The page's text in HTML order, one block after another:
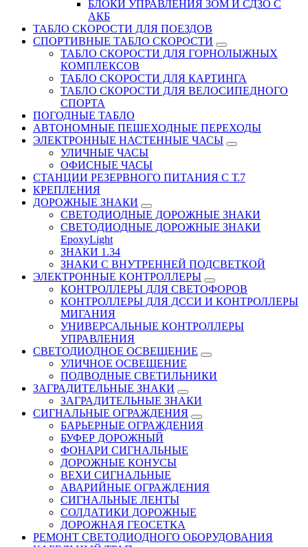
БЛОКИ УПРАВЛЕНИЯ ЗОМ И СДЗО С
АКБ
ТАБЛО СКОРОСТИ ДЛЯ ПОЕЗДОВ
СПОРТИВНЫЕ ТАБЛО СКОРОСТИ
ТАБЛО СКОРОСТИ ДЛЯ ГОРНОЛЫЖНЫХ
КОМПЛЕКСОВ
ТАБЛО СКОРОСТИ ДЛЯ КАРТИНГА
ТАБЛО СКОРОСТИ ДЛЯ ВЕЛОСИПЕДНОГО
СПОРТА
ПОГОДНЫЕ ТАБЛО
АВТОНОМНЫЕ ПЕШЕХОДНЫЕ ПЕРЕХОДЫ
ЭЛЕКТРОННЫЕ НАСТЕННЫЕ ЧАСЫ
УЛИЧНЫЕ ЧАСЫ
ОФИСНЫЕ ЧАСЫ
СТАНЦИИ РЕЗЕРВНОГО ПИТАНИЯ С Т.7
КРЕПЛЕНИЯ
ДОРОЖНЫЕ ЗНАКИ
СВЕТОДИОДНЫЕ ДОРОЖНЫЕ ЗНАКИ
СВЕТОДИОДНЫЕ ДОРОЖНЫЕ ЗНАКИ
EpoxyLight
ЗНАКИ 1.34
ЗНАКИ С ВНУТРЕННЕЙ ПОДСВЕТКОЙ
ЭЛЕКТРОННЫЕ КОНТРОЛЛЕРЫ
КОНТРОЛЛЕРЫ ДЛЯ СВЕТОФОРОВ
КОНТРОЛЛЕРЫ ДЛЯ ДССИ И КОНТРОЛЛЕРЫ
МИГАНИЯ
УНИВЕРСАЛЬНЫЕ КОНТРОЛЛЕРЫ
УПРАВЛЕНИЯ
СВЕТОДИОДНОЕ ОСВЕЩЕНИЕ
УЛИЧНОЕ ОСВЕЩЕНИЕ
ПОДВОДНЫЕ СВЕТИЛЬНИКИ
ЗАГРАДИТЕЛЬНЫЕ ЗНАКИ
ЗАГРАДИТЕЛЬНЫЕ ЗНАКИ
СИГНАЛЬНЫЕ ОГРАЖДЕНИЯ
БАРЬЕРНЫЕ ОГРАЖДЕНИЯ
БУФЕР ДОРОЖНЫЙ
ФОНАРИ СИГНАЛЬНЫЕ
ДОРОЖНЫЕ КОНУСЫ
ВЕХИ СИГНАЛЬНЫЕ
АВАРИЙНЫЕ ОГРАЖДЕНИЯ
СИГНАЛЬНЫЕ ЛЕНТЫ
СОЛДАТИКИ ДОРОЖНЫЕ
ДОРОЖНАЯ ГЕОСЕТКА
РЕМОНТ СВЕТОДИОДНОГО ОБОРУДОВАНИЯ